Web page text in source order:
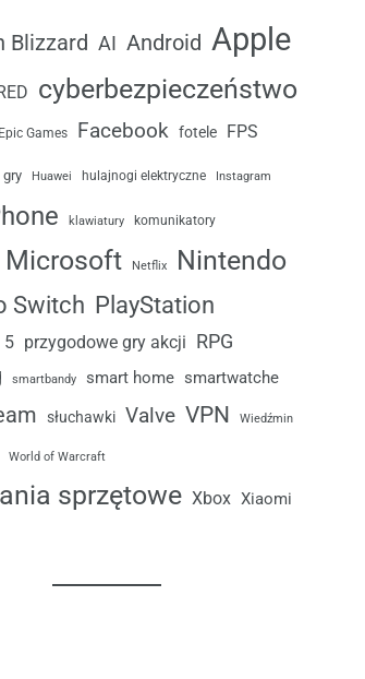
Blizzard AI Android Apple
cyberbezpieczeństwo
Epic Games Facebook fotele FPS
gry Huawei hulajnogi elektryczne Instagram
klawiatury komunikatory
Microsoft Netflix Nintendo
Switch PlayStation
5 przygodowe gry akcji RPG
smartbandy smart home smartwatche
słuchawki Valve VPN Wiedźmin
World of Warcraft
sprzętowe Xbox Xiaomi